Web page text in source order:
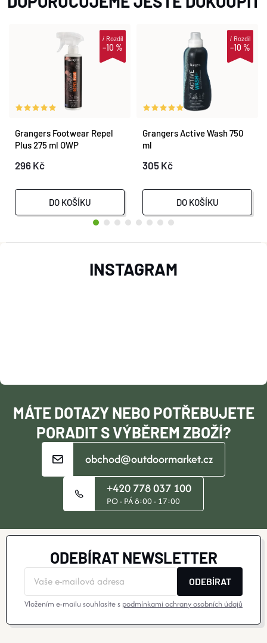
–10 %
iRozdíl
Grangers Footwear Repel
Plus 275 ml OWP
296 Kč
DO KOŠÍKU
–10 %
iRozdíl
Grangers Active Wash 750
ml
305 Kč
DO KOŠÍKU
T
MÁTE DOTAZY NEBO POTŘEBUJETE
PORADIT S VÝBĚREM ZBOŽÍ?
obchod@outdoormarket.cz
+420 778 037 100
PO - PÁ 8:00 - 17:00
INSTAGRAM
ODEBÍRAT NEWSLETTER
ODEBÍRAT
Vložením e-mailu souhlasíte s podmínkami ochrany osobních údajů